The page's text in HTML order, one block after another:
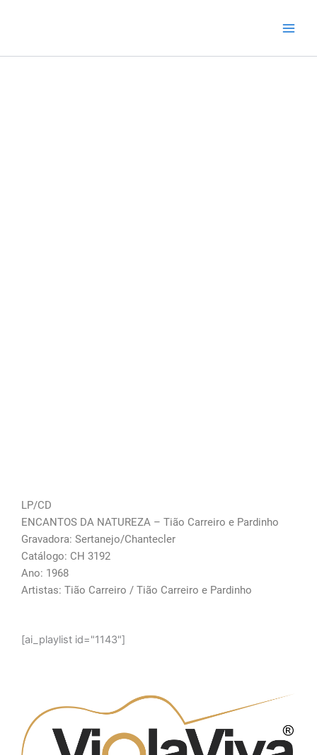
conteúdo
LP/CD
ENCANTOS DA NATUREZA – Tião Carreiro e Pardinho
Gravadora: Sertanejo/Chantecler
Catálogo: CH 3192
Ano: 1968
Artistas: Tião Carreiro / Tião Carreiro e Pardinho
[ai_playlist id="1143"]